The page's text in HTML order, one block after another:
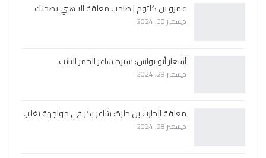
عمرو بن كلثوم | صاحب معلقة الا هبي بصحنك
ديسمبر 30, 2024
أشعار أبو نواس: سيرة شاعر الخمر التائب
ديسمبر 29, 2024
معلقة الحارث بن حلزة: شاعر بكر في مواجهة تغلب
ديسمبر 28, 2024